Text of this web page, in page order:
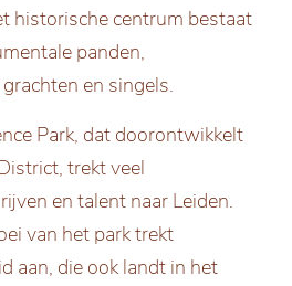
historische centrum bestaat
panden,
en singels.
Park, dat doorontwikkelt
trekt veel
en talent naar Leiden.
van het park trekt
aan, die ook landt in het